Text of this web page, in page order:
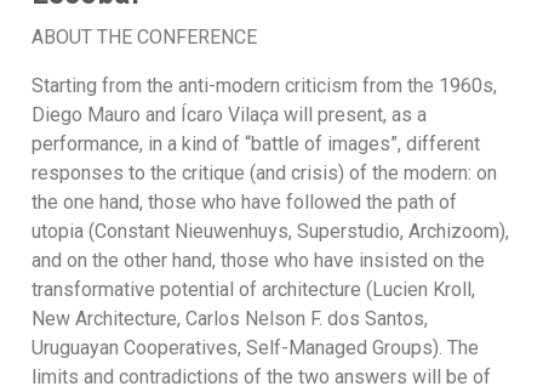
ABOUT THE CONFERENCE
Starting from the anti-modern criticism from the 1960s,
Diego Mauro and Ícaro Vilaça will present, as a
performance, in a kind of “battle of images”, different
responses to the critique (and crisis) of the modern: on
the one hand, those who have followed the path of
utopia (Constant Nieuwenhuys, Superstudio, Archizoom),
and on the other hand, those who have insisted on the
transformative potential of architecture (Lucien Kroll,
New Architecture, Carlos Nelson F. dos Santos,
Uruguayan Cooperatives, Self-Managed Groups). The
limits and contradictions of the two answers will be of